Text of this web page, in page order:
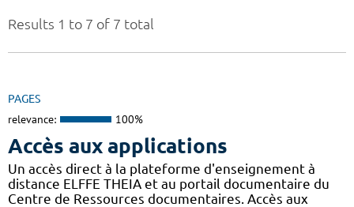
Results 1 to 7 of 7 total
PAGES
relevance: 100%
Accès aux applications
Un accès direct à la plateforme d'enseignement à
distance ELFFE THEIA et au portail documentaire du
Centre de Ressources documentaires. Accès aux